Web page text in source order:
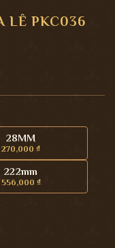
LÊ PKC036
28MM
270,000₫
222mm
556,000 ₫